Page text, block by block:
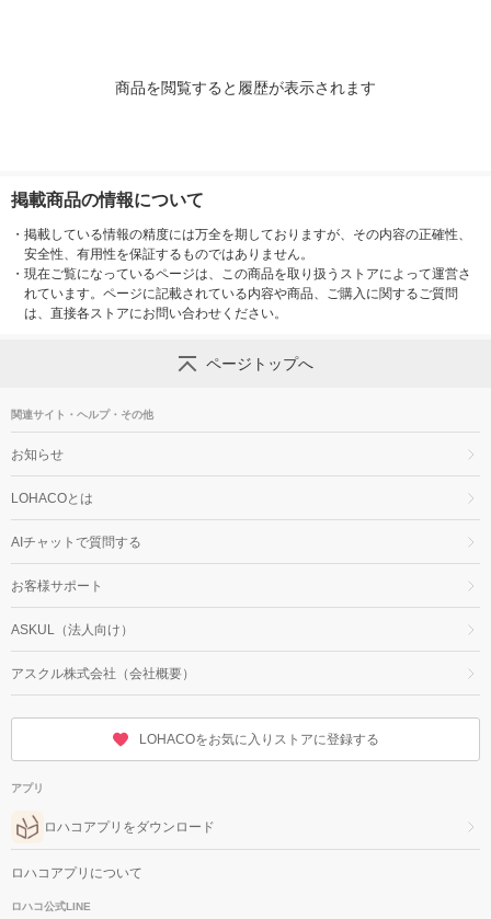
商品を閲覧すると履歴が表示されます
掲載商品の情報について
・ 掲載している情報の精度には万全を期しておりますが、その内容の正確性、
安全性、有用性を保証するものではありません。
・ 現在ご覧になっているページは、この商品を取り扱うストアによって運営さ
れています。ページに記載されている内容や商品、ご購入に関するご質問
は、直接各ストアにお問い合わせください。
ページトップへ
関連サイト・ヘルプ・その他
お知らせ
LOHACOとは
AIチャットで質問する
お客様サポート
ASKUL（法人向け）
アスクル株式会社（会社概要）
LOHACOをお気に入りストアに登録する
アプリ
ロハコアプリをダウンロード
ロハコアプリについて
ロハコ公式LINE